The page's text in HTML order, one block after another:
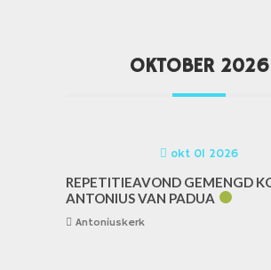
OKTOBER 2026
okt 01 2026
REPETITIEAVOND GEMENGD
ANTONIUS VAN PADUA
Antoniuskerk